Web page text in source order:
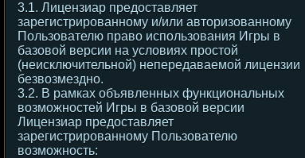
3.1. Лицензиар предоставляет
зарегистрированному и/или авторизованному
Пользователю право использования Игры в
базовой версии на условиях простой
(неисключительной) непередаваемой лицензии
безвозмездно.
3.2. В рамках объявленных функциональных
возможностей Игры в базовой версии
Лицензиар предоставляет
зарегистрированному Пользователю
возможность: